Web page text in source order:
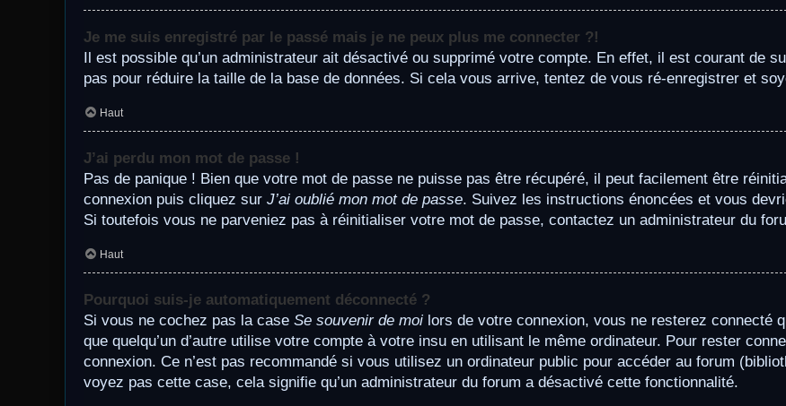
Je me suis enregistré par le passé mais je ne peux plus me connecter ?!
Il est possible qu’un administrateur ait désactivé ou supprimé votre compte. En effet, il est courant de
pas pour réduire la taille de la base de données. Si cela vous arrive, tentez de vous ré-enregistrer et
Haut
J’ai perdu mon mot de passe !
Pas de panique ! Bien que votre mot de passe ne puisse pas être récupéré, il peut facilement être
connexion puis cliquez sur J’ai oublié mon mot de passe. Suivez les instructions énoncées et vous
Si toutefois vous ne parveniez pas à réinitialiser votre mot de passe, contactez un administrateur du
Haut
Pourquoi suis-je automatiquement déconnecté ?
Si vous ne cochez pas la case Se souvenir de moi lors de votre connexion, vous ne resterez connecté
que quelqu’un d’autre utilise votre compte à votre insu en utilisant le même ordinateur. Pour rester
connexion. Ce n’est pas recommandé si vous utilisez un ordinateur public pour accéder au forum
voyez pas cette case, cela signifie qu’un administrateur du forum a désactivé cette fonctionnalité.